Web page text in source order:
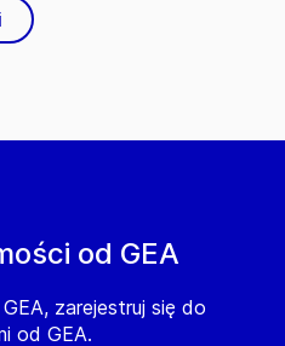
od GEA
zarejestruj się do
od GEA.